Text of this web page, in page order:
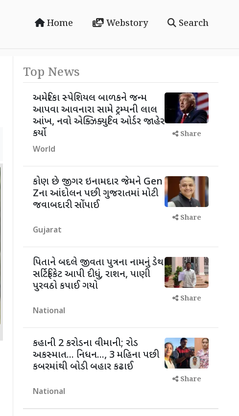
Home Webstory Search
Top News
અમેરિકા સ્પેશિયલ બાળકને જન્મ
આપવા આવનારા સામે ટ્રમ્પની લાલ
આંખ, નવો એક્ઝિક્યુટિવ ઓર્ડર જાહેર
કર્યો
World
Share
કોણ છે જીગર ઇનામદાર જેમને Gen
Zના આંદોલન પછી ગુજરાતમાં મોટી
જવાબદારી સોંપાઈ
Gujarat
Share
પિતાને બદલે જીવતા પુત્રના નામનું ડેથ
સર્ટિફિકેટ આપી દીધું, રાશન, પાણી
પુરવઠો કપાઈ ગયો
National
Share
કહાની 2 કરોડના વીમાની; રોડ
અકસ્માત... નિધન..., 3 મહિના પછી
કબરમાંથી બોડી બહાર કઢાઈ
National
Share